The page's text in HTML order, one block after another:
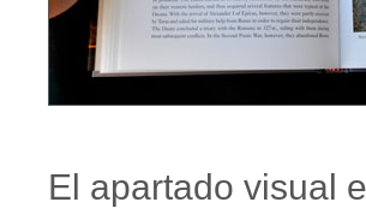
El apartado visual